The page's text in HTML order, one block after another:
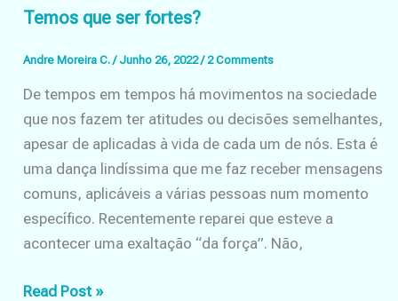
Temos que ser fortes?
Andre Moreira C. /Junho 26, 2022/ 2 Comments
De tempos em tempos há movimentos na sociedade
que nos fazem ter atitudes ou decisões semelhantes,
apesar de aplicadas à vida de cada um de nós. Esta é
uma dança lindíssima que me faz receber mensagens
comuns, aplicáveis a várias pessoas num momento
específico. Recentemente reparei que esteve a
acontecer uma exaltação “da força”. Não,
Temos
Read Post »